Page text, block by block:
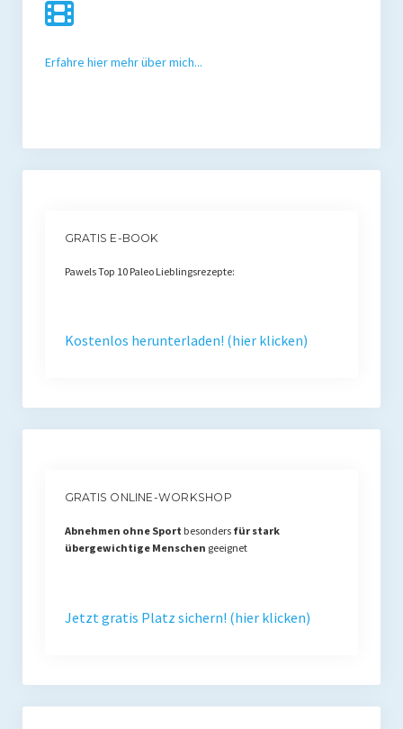
Erfahre hier mehr über mich...
GRATIS E-BOOK
Pawels Top 10 Paleo Lieblingsrezepte:
Kostenlos herunterladen! (hier klicken)
GRATIS ONLINE-WORKSHOP
Abnehmen ohne Sport besonders für stark
übergewichtige Menschen geeignet
Jetzt gratis Platz sichern! (hier klicken)